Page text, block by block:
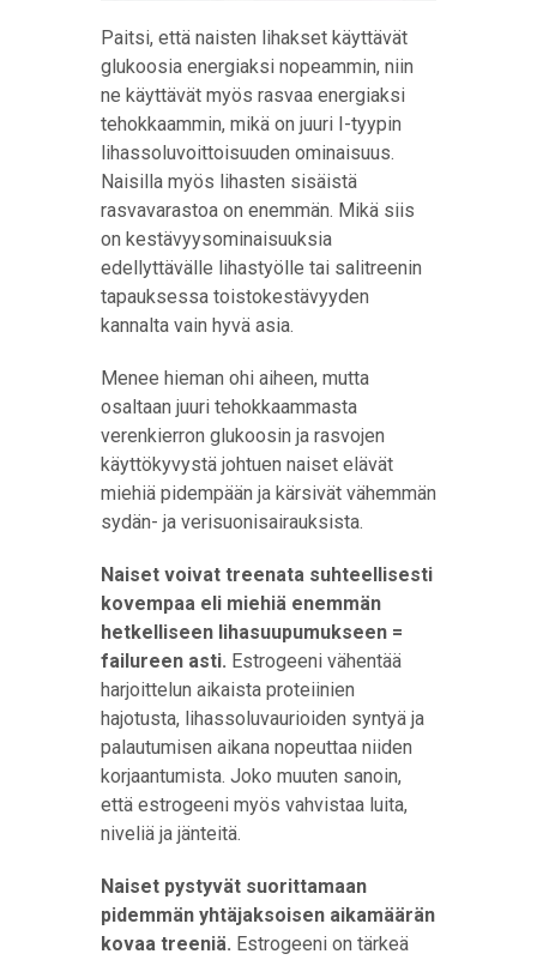
Paitsi, että naisten lihakset käyttävät
glukoosia energiaksi nopeammin, niin
ne käyttävät myös rasvaa energiaksi
tehokkaammin, mikä on juuri I-tyypin
lihassoluvoittoisuuden ominaisuus.
Naisilla myös lihasten sisäistä
rasvavarastoa on enemmän. Mikä siis
on kestävyysominaisuuksia
edellyttävälle lihastyölle tai salitreenin
tapauksessa toistokestävyyden
kannalta vain hyvä asia.
Menee hieman ohi aiheen, mutta
osaltaan juuri tehokkaammasta
verenkierron glukoosin ja rasvojen
käyttökyvystä johtuen naiset elävät
miehiä pidempään ja kärsivät vähemmän
sydän- ja verisuonisairauksista.
Naiset voivat treenata suhteellisesti
kovempaa eli miehiä enemmän
hetkelliseen lihasuupumukseen =
failureen asti. Estrogeeni vähentää
harjoittelun aikaista proteiinien
hajotusta, lihassoluvaurioiden syntyä ja
palautumisen aikana nopeuttaa niiden
korjaantumista. Joko muuten sanoin,
että estrogeeni myös vahvistaa luita,
niveliä ja jänteitä.
Naiset pystyvät suorittamaan
pidemmän yhtäjaksoisen aikamäärän
kovaa treeniä. Estrogeeni on tärkeä